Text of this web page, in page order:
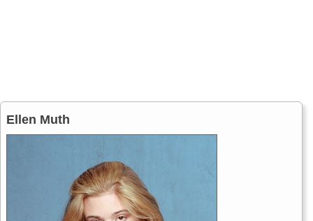
Ellen Muth